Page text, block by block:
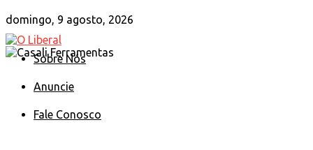
domingo, 9 agosto, 2026
Sobre Nós
Anuncie
Fale Conosco